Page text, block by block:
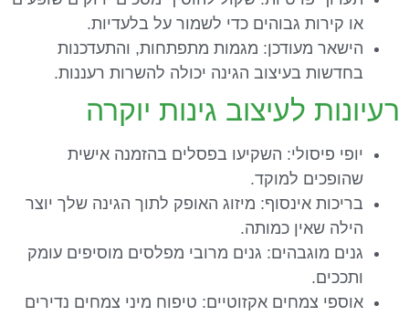
או קירות גבוהים כדי לשמור על בלעדיות.
הישאר מעודכן: מגמות מתפתחות, והתעדכנות
בחדשות בעיצוב הגינה יכולה להשרות רעננות.
רעיונות לעיצוב גינות יוקרה
יופי פיסולי: השקיעו בפסלים בהזמנה אישית
שהופכים למוקד.
בריכות אינסוף: מיזוג האופק לתוך הגינה שלך יוצר
הילה שאין כמותה.
גנים מוגבהים: גנים מרובי מפלסים מוסיפים עומק
ותככים.
אוספי צמחים אקזוטיים: טיפוח מיני צמחים נדירים